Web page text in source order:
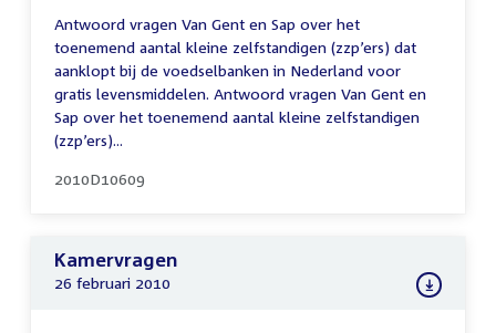
Antwoord vragen Van Gent en Sap over het
toenemend aantal kleine zelfstandigen (zzp’ers) dat
aanklopt bij de voedselbanken in Nederland voor
gratis levensmiddelen. Antwoord vragen Van Gent en
Sap over het toenemend aantal kleine zelfstandigen
(zzp’ers)...
2010D10609
Kamervragen
26 februari 2010